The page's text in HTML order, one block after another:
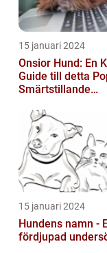
15 januari 2024
Onsior Hund: En
Guide till detta
Smärtstillande
15 januari 2024
Hundens namn -
fördjupad